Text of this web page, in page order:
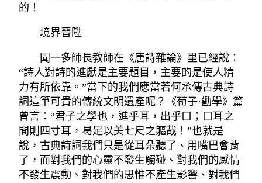
的！
境界晉陞
聞一多師長教師在《唐詩雜論》里已經說：
“詩人對詩的進獻是主要題目，主要的是使人精
力有所依靠。”當下的我們應當若何承傳古典詩
詞這筆可貴的傳統文明遺產呢？《荀子·勸學》篇
曾言：“君子之學也，進乎耳，出乎口；口耳之
間則四寸耳，曷足以美七尺之軀哉！”也就是
說，古典詩詞我們只是從耳朵聽了、用嘴巴會背
了，而對我們的心靈不發生觸碰、對我們的感情
不發生震動、對我們的思惟不產生影響、對我們